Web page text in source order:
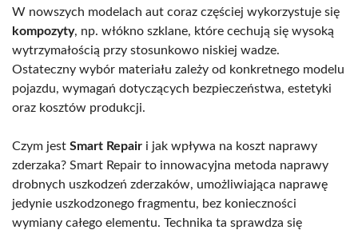
W nowszych modelach aut coraz częściej wykorzystuje się
kompozyty, np. włókno szklane, które cechują się wysoką
wytrzymałością przy stosunkowo niskiej wadze.
Ostateczny wybór materiału zależy od konkretnego modelu
pojazdu, wymagań dotyczących bezpieczeństwa, estetyki
oraz kosztów produkcji.
Czym jest Smart Repair i jak wpływa na koszt naprawy
zderzaka? Smart Repair to innowacyjna metoda naprawy
drobnych uszkodzeń zderzaków, umożliwiająca naprawę
jedynie uszkodzonego fragmentu, bez konieczności
wymiany całego elementu. Technika ta sprawdza się